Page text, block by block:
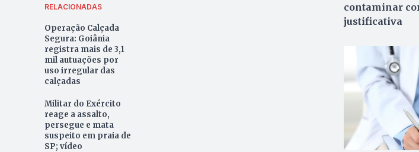
RELACIONADAS
Operação Calçada
Segura: Goiânia
registra mais de 3,1
mil autuações por
uso irregular das
calçadas
Militar do Exército
reage a assalto,
persegue e mata
suspeito em praia de
SP; vídeo
contaminar
justificativa